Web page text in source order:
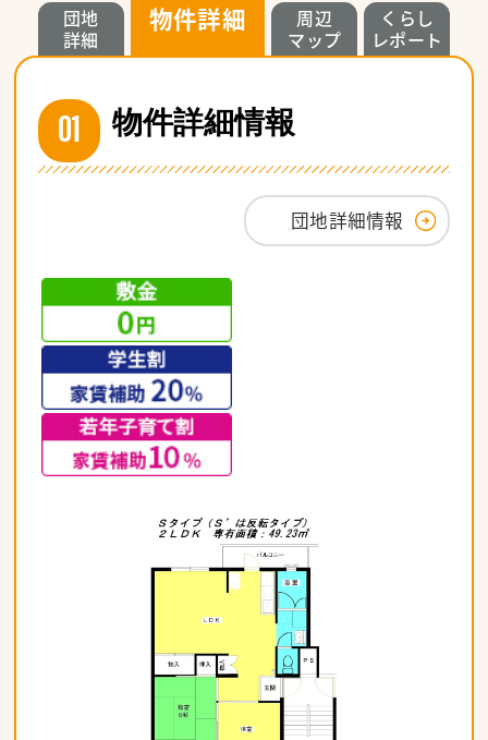
団地
詳細
物件詳細
周辺
マップ
くらし
レポート
01 物件詳細情報
団地詳細情報